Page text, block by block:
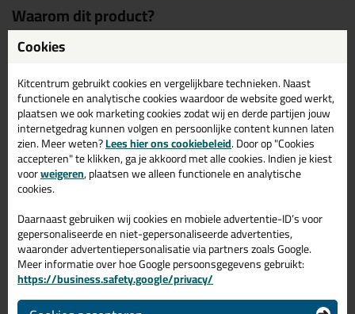
Waarom dit product?
Moeilijk ontvlambaar - bouwmateriaal B1 conform DIN 4102
Omschrijving Specificaties Reviews (0)
Ottoseal S94 310ml in Wit
C01
Zoek je kit in een specifieke kleur? Gevonden! Deze overige
siliconenkit Ottoseal S94 310ml in de kleur Wit C01 is te
gebruiken voor verschillende toepassingen. Een duurzame en
veelzijdige kit welke makkelijk te verwerken is. Perfect als je een
bijpassende kleur zoekt met gegarandeerd een topresultaat.
Bestel de Ottoseal S94 310ml in kleur Wit C01 vandaag nog! Op
voorraad en op werkdagen besteld = morgen in huis.
Cookies
Kitcentrum gebruikt cookies en vergelijkbare technieken. Naast
functionele en analytische cookies waardoor de website goed werkt,
plaatsen we ook marketing cookies zodat wij en derde partijen jouw
internetgedrag kunnen volgen en persoonlijke content kunnen laten
zien. Meer weten?Lees hier ons cookiebeleid. Door op "Cookies
accepteren" te klikken, ga je akkoord met alle cookies. Indien je kiest
voorweigeren, plaatsen we alleen functionele en analytische
cookies.
Daarnaast gebruiken wij cookies en mobiele advertentie-ID’s voor
gepersonaliseerde en niet-gepersonaliseerde advertenties,
waaronder advertentiepersonalisatie via partners zoals Google.
Meer informatie over hoe Google persoonsgegevens gebruikt:
https://business.safety.google/privacy/